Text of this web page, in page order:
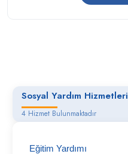
Sosyal Yardım Hizmetleri
4 Hizmet Bulunmaktadır
Eğitim Yardımı